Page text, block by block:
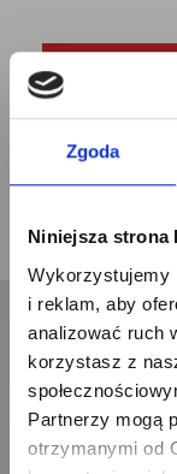
Zgoda
Niniejsza strona
Wykorzystujemy
i reklam, aby
analizować ruch
korzystasz z
Partnerzy mogą
otrzymanymi od